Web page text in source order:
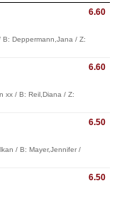
6.60
Deppermann,Jana / Z:
6.60
xx / B: Reil,Diana / Z:
6.50
/ B: Mayer,Jennifer /
6.50